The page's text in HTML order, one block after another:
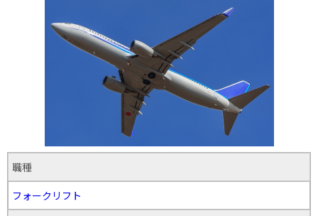
職種
フォークリフト